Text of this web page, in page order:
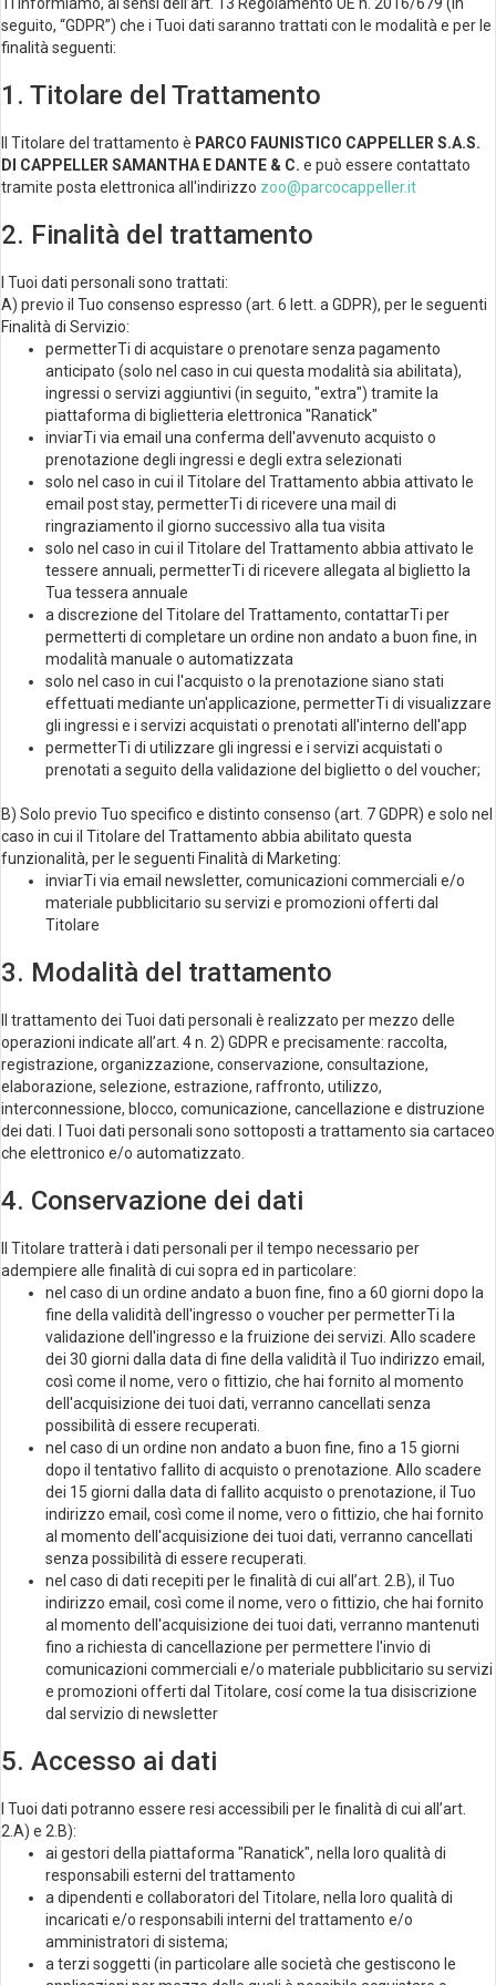
Ti informiamo, ai sensi dell’art. 13 Regolamento UE n. 2016/679 (in
seguito, “GDPR”) che i Tuoi dati saranno trattati con le modalità e per le
finalità seguenti:
1. Titolare del Trattamento
Il Titolare del trattamento è PARCO FAUNISTICO CAPPELLER S.A.S.
DI CAPPELLER SAMANTHA E DANTE & C. e può essere contattato
tramite posta elettronica all'indirizzo zoo@parcocappeller.it
2. Finalità del trattamento
I Tuoi dati personali sono trattati:
A) previo il Tuo consenso espresso (art. 6 lett. a GDPR), per le seguenti
Finalità di Servizio:
permetterTi di acquistare o prenotare senza pagamento
anticipato (solo nel caso in cui questa modalità sia abilitata),
ingressi o servizi aggiuntivi (in seguito, "extra") tramite la
piattaforma di biglietteria elettronica "Ranatick"
inviarTi via email una conferma dell'avvenuto acquisto o
prenotazione degli ingressi e degli extra selezionati
solo nel caso in cui il Titolare del Trattamento abbia attivato le
email post stay, permetterTi di ricevere una mail di
ringraziamento il giorno successivo alla tua visita
solo nel caso in cui il Titolare del Trattamento abbia attivato le
tessere annuali, permetterTi di ricevere allegata al biglietto la
Tua tessera annuale
a discrezione del Titolare del Trattamento, contattarTi per
permetterti di completare un ordine non andato a buon fine, in
modalità manuale o automatizzata
solo nel caso in cui l'acquisto o la prenotazione siano stati
effettuati mediante un'applicazione, permetterTi di visualizzare
gli ingressi e i servizi acquistati o prenotati all'interno dell'app
permetterTi di utilizzare gli ingressi e i servizi acquistati o
prenotati a seguito della validazione del biglietto o del voucher;
B) Solo previo Tuo specifico e distinto consenso (art. 7 GDPR) e solo nel
caso in cui il Titolare del Trattamento abbia abilitato questa
funzionalità, per le seguenti Finalità di Marketing:
inviarTi via email newsletter, comunicazioni commerciali e/o
materiale pubblicitario su servizi e promozioni offerti dal
Titolare
3. Modalità del trattamento
Il trattamento dei Tuoi dati personali è realizzato per mezzo delle
operazioni indicate all’art. 4 n. 2) GDPR e precisamente: raccolta,
registrazione, organizzazione, conservazione, consultazione,
elaborazione, selezione, estrazione, raffronto, utilizzo,
interconnessione, blocco, comunicazione, cancellazione e distruzione
dei dati. I Tuoi dati personali sono sottoposti a trattamento sia cartaceo
che elettronico e/o automatizzato.
4. Conservazione dei dati
Il Titolare tratterà i dati personali per il tempo necessario per
adempiere alle finalità di cui sopra ed in particolare:
nel caso di un ordine andato a buon fine, fino a 60 giorni dopo la
fine della validità dell'ingresso o voucher per permetterTi la
validazione dell'ingresso e la fruizione dei servizi. Allo scadere
dei 30 giorni dalla data di fine della validità il Tuo indirizzo email,
così come il nome, vero o fittizio, che hai fornito al momento
dell'acquisizione dei tuoi dati, verranno cancellati senza
possibilità di essere recuperati.
nel caso di un ordine non andato a buon fine, fino a 15 giorni
dopo il tentativo fallito di acquisto o prenotazione. Allo scadere
dei 15 giorni dalla data di fallito acquisto o prenotazione, il Tuo
indirizzo email, così come il nome, vero o fittizio, che hai fornito
al momento dell'acquisizione dei tuoi dati, verranno cancellati
senza possibilità di essere recuperati.
nel caso di dati recepiti per le finalità di cui all’art. 2.B), il Tuo
indirizzo email, così come il nome, vero o fittizio, che hai fornito
al momento dell'acquisizione dei tuoi dati, verranno mantenuti
fino a richiesta di cancellazione per permettere l'invio di
comunicazioni commerciali e/o materiale pubblicitario su servizi
e promozioni offerti dal Titolare, cosí come la tua disiscrizione
dal servizio di newsletter
5. Accesso ai dati
I Tuoi dati potranno essere resi accessibili per le finalità di cui all’art.
2.A) e 2.B):
ai gestori della piattaforma "Ranatick", nella loro qualità di
responsabili esterni del trattamento
a dipendenti e collaboratori del Titolare, nella loro qualità di
incaricati e/o responsabili interni del trattamento e/o
amministratori di sistema;
a terzi soggetti (in particolare alle società che gestiscono le